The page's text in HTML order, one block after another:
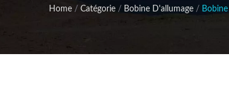
Home / Catégorie / Bobine D'allumage /